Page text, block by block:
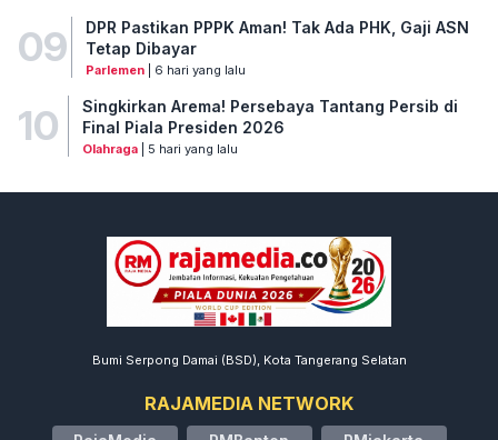
09
DPR Pastikan PPPK Aman! Tak Ada PHK, Gaji ASN
Tetap Dibayar
Parlemen| 6 hari yang lalu
10
Singkirkan Arema! Persebaya Tantang Persib di
Final Piala Presiden 2026
Olahraga| 5 hari yang lalu
Bumi Serpong Damai (BSD), Kota Tangerang Selatan
RAJAMEDIA NETWORK